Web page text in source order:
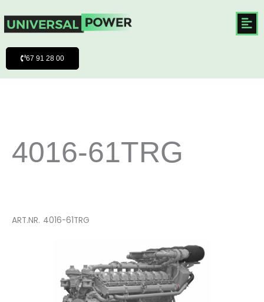
till
innehåll
67 91 28 00
4016-61TRG
ART.NR. 4016-61TRG